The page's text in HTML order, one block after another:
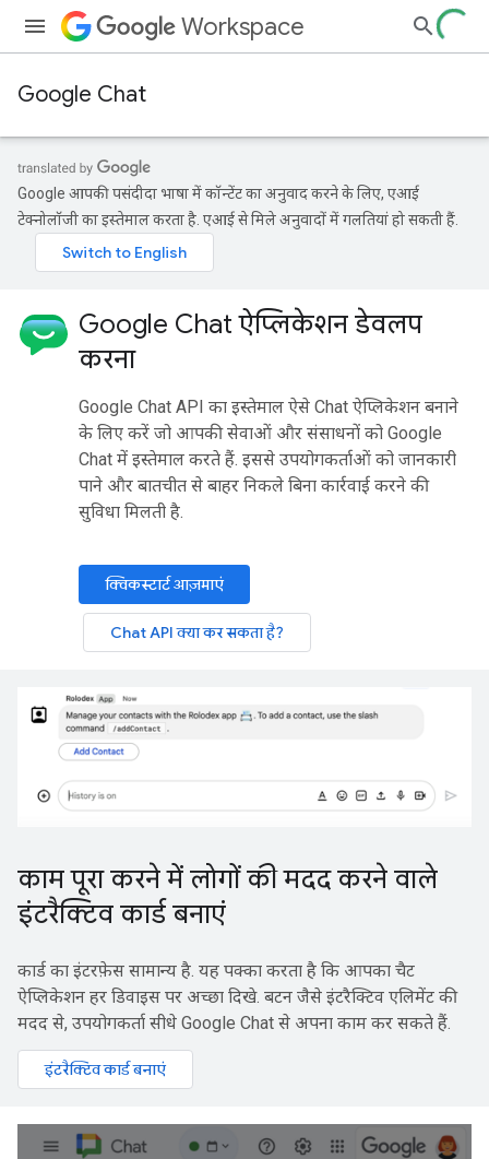
Workspace
Google Chat
Google आपकी पसंदीदा भाषा में कॉन्टेंट का अनुवाद करने के लिए, एआई
टेक्नोलॉजी का इस्तेमाल करता है. एआई से मिले अनुवादों में गलतियां हो सकती हैं.
Google Chat ऐप्लिकेशन डेवलप
करना
Google Chat API का इस्तेमाल ऐसे Chat ऐप्लिकेशन बनाने
के लिए करें जो आपकी सेवाओं और संसाधनों को Google
Chat में इस्तेमाल करते हैं. इससे उपयोगकर्ताओं को जानकारी
पाने और बातचीत से बाहर निकले बिना कार्रवाई करने की
सुविधा मिलती है.
क्विकस्टार्ट आज़माएं
Chat API क्या कर सकता है?
काम पूरा करने में लोगों की मदद करने वाले
इंटरैक्टिव कार्ड बनाएं
कार्ड का इंटरफ़ेस सामान्य है. यह पक्का करता है कि आपका चैट
ऐप्लिकेशन हर डिवाइस पर अच्छा दिखे. बटन जैसे इंटरैक्टिव एलिमेंट की
मदद से, उपयोगकर्ता सीधे Google Chat से अपना काम कर सकते हैं.
इंटरैक्टिव कार्ड बनाएं